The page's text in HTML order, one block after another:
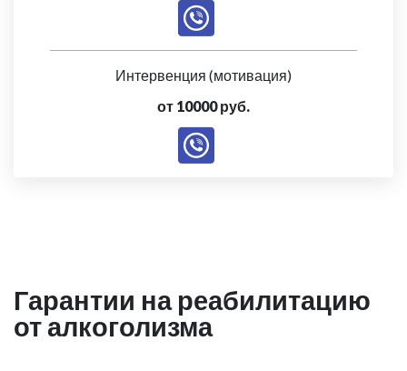
Интервенция (мотивация)
от 10000 руб.
Гарантии на реабилитацию
от алкоголизма